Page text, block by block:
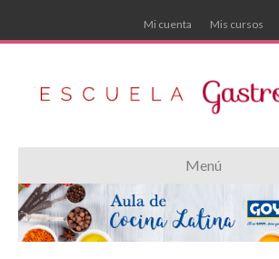
Mi cuenta Mis cursos
Menú